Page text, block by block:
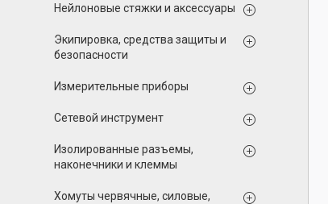
Нейлоновые стяжки и аксессуары
Экипировка, средства защиты и
безопасности
Измерительные приборы
Сетевой инструмент
Изолированные разъемы,
наконечники и клеммы
Хомуты червячные, силовые,